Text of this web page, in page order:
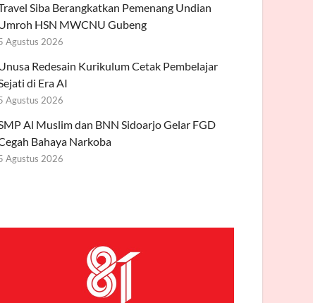
Siba Berangkatkan Pemenang Undian
HSN MWCNU Gubeng
Agustus 2026
Redesain Kurikulum Cetak Pembelajar
di Era AI
Agustus 2026
Al Muslim dan BNN Sidoarjo Gelar FGD
Bahaya Narkoba
Agustus 2026